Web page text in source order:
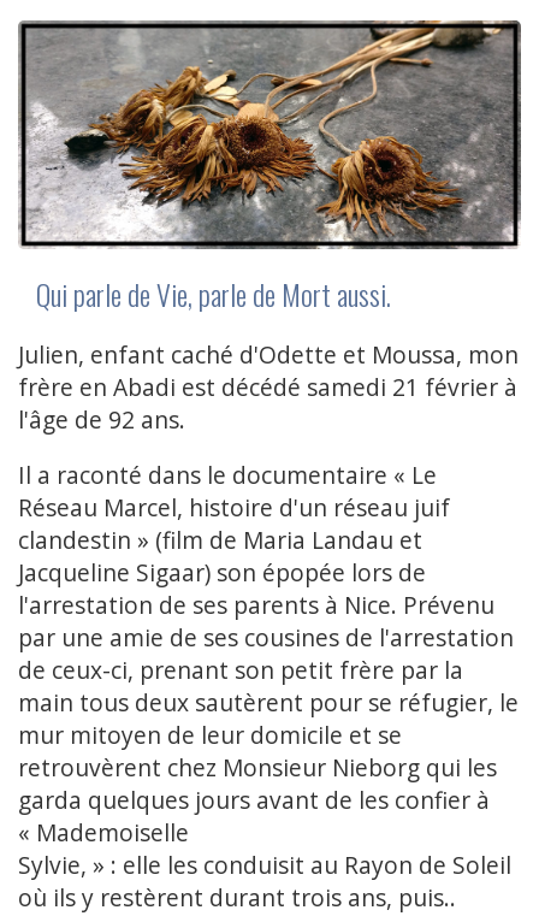
Qui parle de Vie, parle de Mort aussi.
Julien, enfant caché d'Odette et Moussa, mon
frère en Abadi est décédé samedi 21 février à
l'âge de 92 ans.
Il a raconté dans le documentaire « Le
Réseau Marcel, histoire d'un réseau juif
clandestin » (film de Maria Landau et
Jacqueline Sigaar) son épopée lors de
l'arrestation de ses parents à Nice. Prévenu
par une amie de ses cousines de l'arrestation
de ceux-ci, prenant son petit frère par la
main tous deux sautèrent pour se réfugier, le
mur mitoyen de leur domicile et se
retrouvèrent chez Monsieur Nieborg qui les
garda quelques jours avant de les confier à
« Mademoiselle
Sylvie, » : elle les conduisit au Rayon de Soleil
où ils y restèrent durant trois ans, puis..